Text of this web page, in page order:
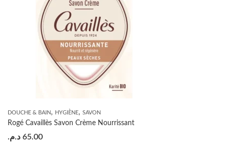
DOUCHE & BAIN, HYGIÈNE, SAVON
Rogé Cavaillès Savon Crème Nourrissant
65.00 د.م.